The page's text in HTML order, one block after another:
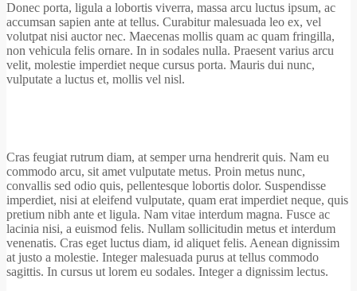
Donec porta, ligula a lobortis viverra, massa arcu luctus ipsum, ac
accumsan sapien ante at tellus. Curabitur malesuada leo ex, vel
volutpat nisi auctor nec. Maecenas mollis quam ac quam fringilla,
non vehicula felis ornare. In in sodales nulla. Praesent varius arcu
velit, molestie imperdiet neque cursus porta. Mauris dui nunc,
vulputate a luctus et, mollis vel nisl.
Cras feugiat rutrum diam, at semper urna hendrerit quis. Nam eu
commodo arcu, sit amet vulputate metus. Proin metus nunc,
convallis sed odio quis, pellentesque lobortis dolor. Suspendisse
imperdiet, nisi at eleifend vulputate, quam erat imperdiet neque, quis
pretium nibh ante et ligula. Nam vitae interdum magna. Fusce ac
lacinia nisi, a euismod felis. Nullam sollicitudin metus et interdum
venenatis. Cras eget luctus diam, id aliquet felis. Aenean dignissim
at justo a molestie. Integer malesuada purus at tellus commodo
sagittis. In cursus ut lorem eu sodales. Integer a dignissim lectus.